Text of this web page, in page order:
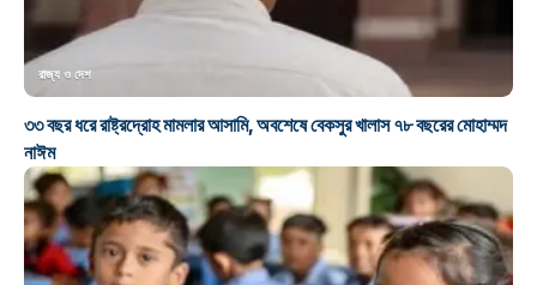
রাজ্য ও দেশ
৩৩ বছর ধরে রাষ্ট্রদ্রোহ মামলার আসামি, অবশেষে বেকসুর খালাস ৭৮ বছরের মোহাম্মদ
নাঈম